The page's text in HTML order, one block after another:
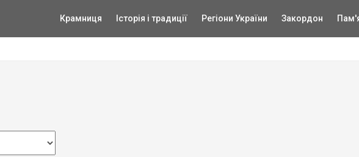
Крамниця Історія і традиції Регіони України Закордон